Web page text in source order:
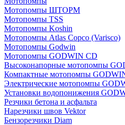
Мотопомпы ШТОРМ
Мотопомпы TSS
Мотопомпы Koshin
Мотопомпы Atlas Copco (Varisco)
Мотопомпы Godwin
Мотопомпы GODWIN CD
Высоконапорные мотопомпы
Компактные мотопомпы
Электрические мотопомпы
Установки водопонижения
Резчики бетона и асфальта
Нарезчики швов Vektor
Бензорезчики Diam